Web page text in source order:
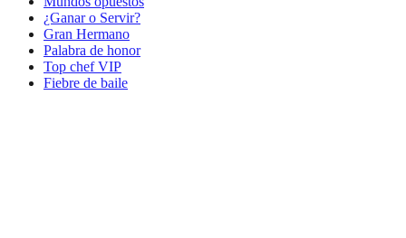
¿Ganar o Servir?
Gran Hermano
Palabra de honor
Top chef VIP
Fiebre de baile